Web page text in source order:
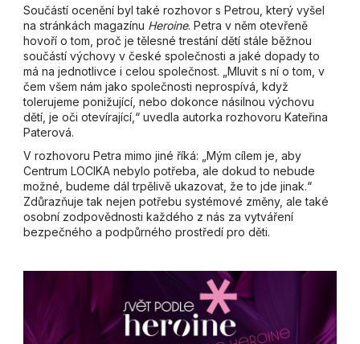
Součástí ocenění byl také rozhovor s Petrou, který vyšel
na stránkách magazínu Heroine. Petra v něm otevřeně
hovoří o tom, proč je tělesné trestání dětí stále běžnou
součástí výchovy v české společnosti a jaké dopady to
má na jednotlivce i celou společnost. „Mluvit s ní o tom, v
čem všem nám jako společnosti neprospívá, když
tolerujeme ponižující, nebo dokonce násilnou výchovu
dětí, je oči otevírající,“ uvedla autorka rozhovoru Kateřina
Paterová.
V rozhovoru Petra mimo jiné říká: „Mým cílem je, aby
Centrum LOCIKA nebylo potřeba, ale dokud to nebude
možné, budeme dál trpělivě ukazovat, že to jde jinak.“
Zdůrazňuje tak nejen potřebu systémové změny, ale také
osobní zodpovědnosti každého z nás za vytváření
bezpečného a podpůrného prostředí pro děti.